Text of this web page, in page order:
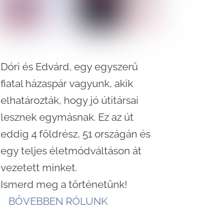
Dóri és Edvárd, egy egyszerű
fiatal házaspár vagyunk, akik
elhatározták, hogy jó útitársai
lesznek egymásnak. Ez az út
eddig 4 földrész, 51 országán és
egy teljes életmódváltáson át
vezetett minket.
Ismerd meg a történetünk!
BŐVEBBEN RÓLUNK